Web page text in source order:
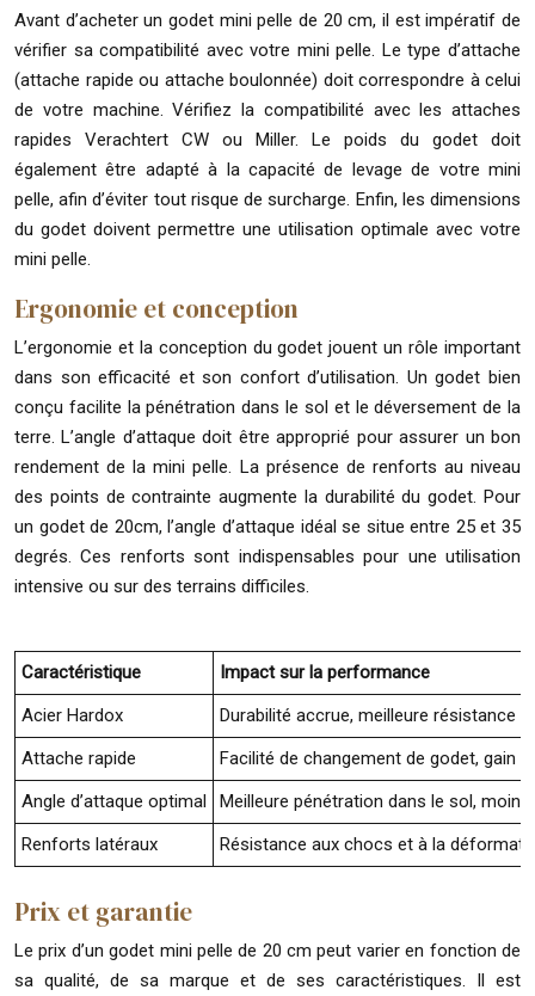
Avant d’acheter un godet mini pelle de 20 cm, il est impératif de
vérifier sa compatibilité avec votre mini pelle. Le type d’attache
(attache rapide ou attache boulonnée) doit correspondre à celui
de votre machine. Vérifiez la compatibilité avec les attaches
rapides Verachtert CW ou Miller. Le poids du godet doit
également être adapté à la capacité de levage de votre mini
pelle, afin d’éviter tout risque de surcharge. Enfin, les dimensions
du godet doivent permettre une utilisation optimale avec votre
mini pelle.
Ergonomie et conception
L’ergonomie et la conception du godet jouent un rôle important
dans son efficacité et son confort d’utilisation. Un godet bien
conçu facilite la pénétration dans le sol et le déversement de la
terre. L’angle d’attaque doit être approprié pour assurer un bon
rendement de la mini pelle. La présence de renforts au niveau
des points de contrainte augmente la durabilité du godet. Pour
un godet de 20cm, l’angle d’attaque idéal se situe entre 25 et 35
degrés. Ces renforts sont indispensables pour une utilisation
intensive ou sur des terrains difficiles.
Caractéristique
Impact sur la performance
Acier Hardox
Durabilité accrue, meilleure résistance
Attache rapide
Facilité de changement de godet, gain
Angle d’attaque optimal
Meilleure pénétration dans le sol,
Renforts latéraux
Résistance aux chocs et à la
Prix et garantie
Le prix d’un godet mini pelle de 20 cm peut varier en fonction de
sa qualité, de sa marque et de ses caractéristiques. Il est